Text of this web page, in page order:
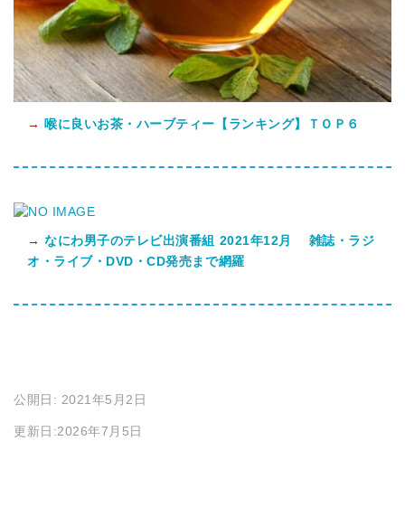
→ 喉に良いお茶・ハーブティー【ランキング】ＴＯＰ６
→ なにわ男子のテレビ出演番組 2021年12月 雑誌・ラジ
オ・ライブ・DVD・CD発売まで網羅
公開日: 2021年5月2日
更新日:2026年7月5日